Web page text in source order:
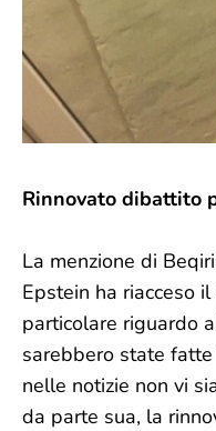
Rinnovato dibattito
La menzione di
Epstein ha riacceso
particolare riguardo
sarebbero state
nelle notizie non vi
da parte sua, la